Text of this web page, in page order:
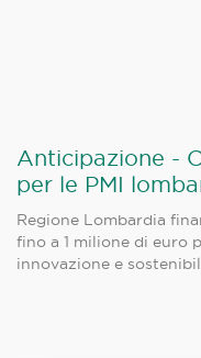
Anticipazione -
per le PMI
Regione Lombardia
fino a 1 milione di euro
innovazione e